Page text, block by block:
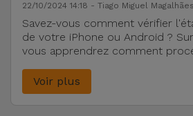
22/10/2024 14:18 - Tiago Miguel
Savez-vous comment vérifier
de votre iPhone ou Android ?
vous apprendrez comment
Voir plus